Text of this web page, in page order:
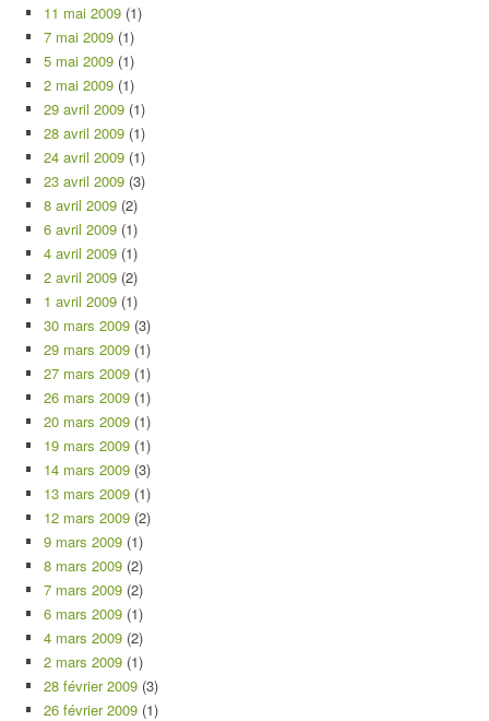
11 mai 2009 (1)
7 mai 2009 (1)
5 mai 2009 (1)
2 mai 2009 (1)
29 avril 2009 (1)
28 avril 2009 (1)
24 avril 2009 (1)
23 avril 2009 (3)
8 avril 2009 (2)
6 avril 2009 (1)
4 avril 2009 (1)
2 avril 2009 (2)
1 avril 2009 (1)
30 mars 2009 (3)
29 mars 2009 (1)
27 mars 2009 (1)
26 mars 2009 (1)
20 mars 2009 (1)
19 mars 2009 (1)
14 mars 2009 (3)
13 mars 2009 (1)
12 mars 2009 (2)
9 mars 2009 (1)
8 mars 2009 (2)
7 mars 2009 (2)
6 mars 2009 (1)
4 mars 2009 (2)
2 mars 2009 (1)
28 février 2009 (3)
26 février 2009 (1)